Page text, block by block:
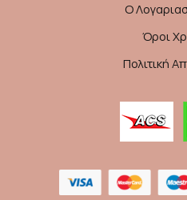
Ο
Όροι
Πολιτική